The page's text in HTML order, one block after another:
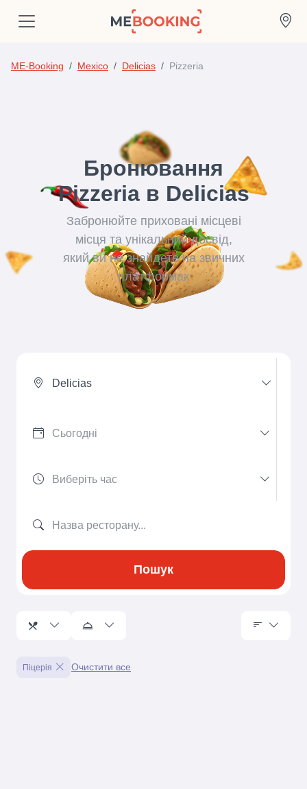
ME-Booking Mexico Delicias Pizzeria
Бронювання
Pizzeria в Delicias
Забронюйте приховані місцеві
місця та унікальний досвід,
який ви не знайдете на звичних
платформах
Delicias
Пошук
Піцерія Очистити все